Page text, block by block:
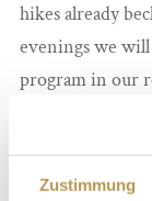
Zustimmung
hikes already
evenings we
program in our
Sweet